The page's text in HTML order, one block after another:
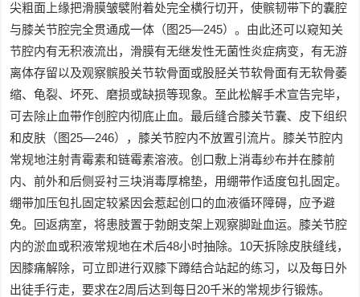
尖粗面上缘把滑膜皱襞附着处完全横行切开，使髌韧带下的囊腔
与膝关节腔完全贯通成一体（图25—245）。由此还可以窥知关
节腔内有无积液流出，滑膜有无继发性无菌性炎症病变，有无游
离体存留以及观察髌股关节软骨面或股胫关节软骨面有无软骨萎
缩、龟裂、坏死、磨损或缺损等现象。至此松解手术宣告完毕，
可去除止血带作创腔内彻底止血。最后缝合膝关节囊、皮下组织
和皮肤（图25—246），膝关节腔内不放置引流片。膝关节腔内
常规地注射青霉素和链霉素溶液。创口敷上消毒纱布并在膝前
内、前外和后侧妥衬三块消毒厚棉垫，用绷带作适度包扎固定。
绷带加压包扎固定较紧因会惹起创口的血液循环障碍，应予避
免。回返病室，将患肢置于勃朗支架上观察脚趾血运。膝关节腔
内的淤血或积液常规地在术后48小时抽除。10天拆除皮肤缝线，
因膝痛解除，可立即进行双膝下蹲结合站起的练习，以及每日外
出徒手行走，要求在2周后达到每日20千米的常规步行锻炼。